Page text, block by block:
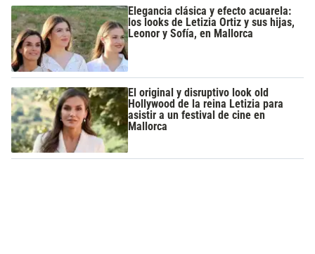
Elegancia clásica y efecto acuarela:
los looks de Letizia Ortiz y sus hijas,
Leonor y Sofía, en Mallorca
El original y disruptivo look old
Hollywood de la reina Letizia para
asistir a un festival de cine en
Mallorca